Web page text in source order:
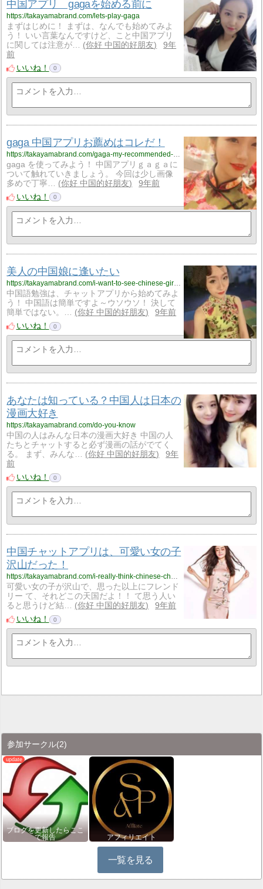
中国アプリ gagaを始める前に
https://takayamabrand.com/lets-play-gaga
まずはじめに！ まずは、なんでも始めてみよ
う！ いい言葉なんですけど、こと中国アプリ
に関しては注意が…
你好 中国的好朋友
9年
前
いいね！
0
gaga 中国アプリお薦めはコレだ！
https://takayamabrand.com/gaga-my-recommended-chinese-app
gaga を使ってみよう！ 中国アプリｇａｇａに
ついて触れていきましょう。 今回は少し画像
多めで丁寧…
你好 中国的好朋友
9年前
いいね！
0
美人の中国娘に逢いたい
https://takayamabrand.com/i-want-to-see-chinese-gir-lfriend
中国語勉強は、チャットアプリから始めてみよ
う！ 中国語は簡単ですよ～ウソウソ！ 決して
簡単ではない。…
你好 中国的好朋友
9年前
いいね！
0
あなたは知っている？中国人は日本の
漫画大好き
https://takayamabrand.com/do-you-know
中国の人はみんな日本の漫画大好き 中国の人
たちとチャットすると必ず漫画の話がでてく
る。 まず、みんな…
你好 中国的好朋友
9年
前
いいね！
0
中国チャットアプリは、可愛い女の子
沢山だった！
https://takayamabrand.com/i-really-think-chinese-chat-app
可愛い女の子が沢山で、思った以上にフレンド
リー て、それどこの天国だよ！！ て思う人い
ると思うけど結…
你好 中国的好朋友
9年前
いいね！
0
参加サークル(2)
ブログを更新したらここ
で報告
アフィリエイト
一覧を見る